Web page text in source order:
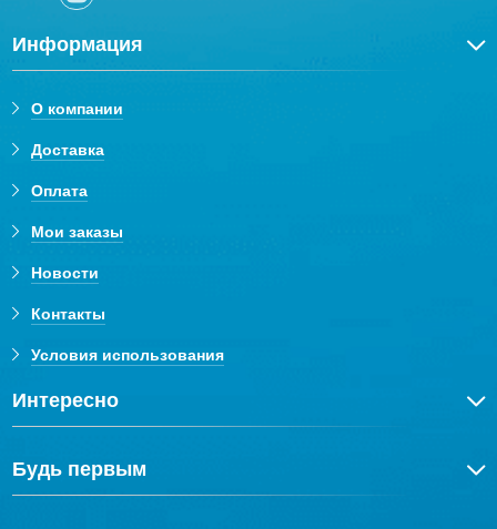
Информация
О компании
Доставка
Оплата
Мои заказы
Новости
Контакты
Условия использования
Интересно
Будь первым